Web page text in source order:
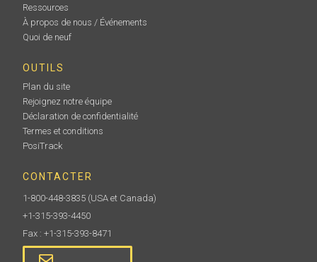
interne. Inclut un certificat d'étalonnage traçable au
PTB.
Kit d'alimentation CA
A utiliser pour un fonctionnement continu. Ce kit fournit
Ressources
À propos de nous / Événements
Quoi de neuf
OUTILS
Plan du site
Rejoignez notre équipe
Déclaration de confidentialité
Termes et conditions
PosiTrack
CONTACTER
1-800-448-3835 (USA et Canada)
+1-315-393-4450
Fax : +1-315-393-8471